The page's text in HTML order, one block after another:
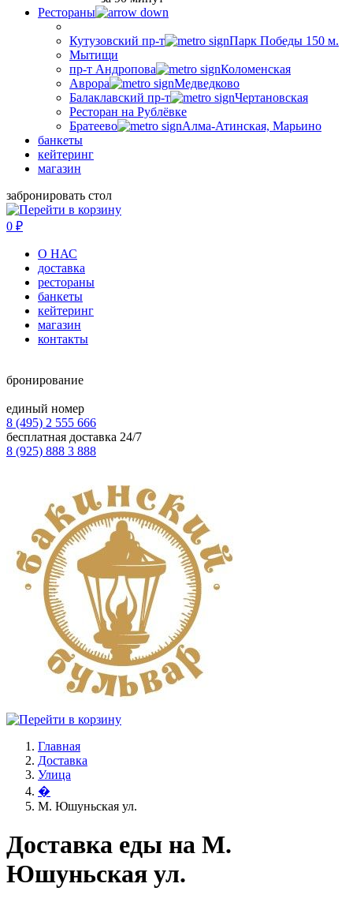
Рестораны
Кутузовский пр-т
Парк Победы 150 м.
Мытищи
пр-т Андропова
Коломенская
Аврора
Медведково
Балаклавский пр-т
Чертановская
Ресторан на Рублёвке
Братеево
Алма-Атинская, Марьино
банкеты
кейтеринг
магазин
забронировать стол
0 ₽
О НАС
доставка
рестораны
банкеты
кейтеринг
магазин
контакты
бронирование
единый номер
8 (495) 2 555 666
бесплатная доставка 24/7
8 (925) 888 3 888
Главная
Доставка
Улица
�
М. Юшуньская ул.
Доставка еды на М.
Юшуньская ул.